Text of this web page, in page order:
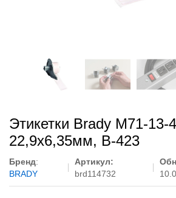
Этикетки Brady M71-13-
22,9x6,35мм, B-423
Бренд:
BRADY
Артикул:
brd114732